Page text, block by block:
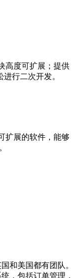
高度可扩展；提供
行二次开发。
扩展的软件，能够
和美国都有团队。
，包括订单管理，